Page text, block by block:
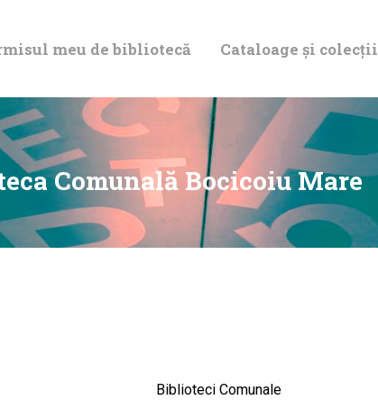
meu de bibliotecă Cataloage și colecții
Comunală Bocicoiu Mare
BIBLIOTECĂ
ȘI
Biblioteci Comunale